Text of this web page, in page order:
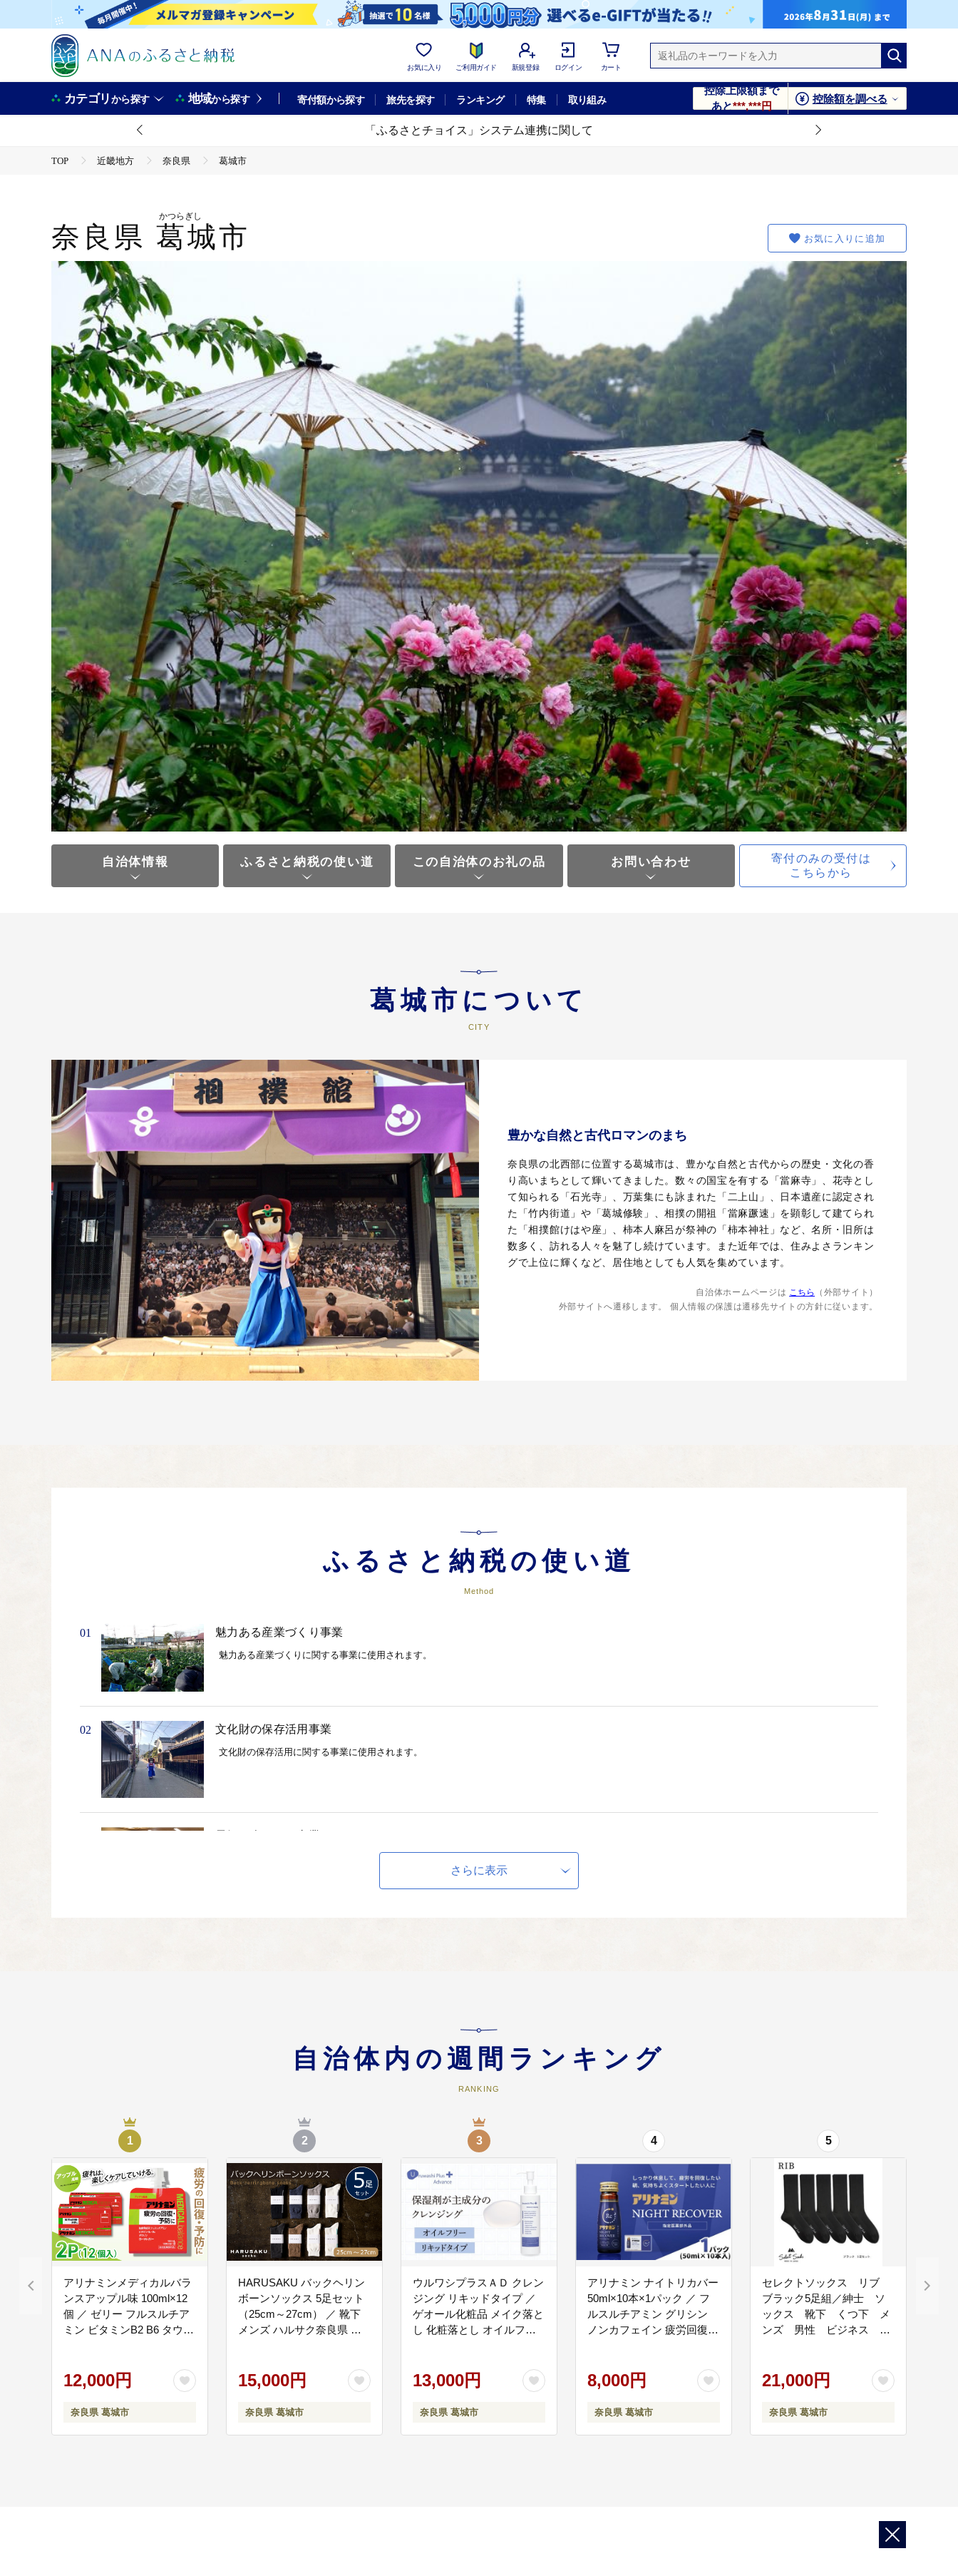
お気に入り ご利用ガイド 新規登録 ログイン カート
カテゴリから探す 地域から探す 寄付額から探す 旅先を探す ランキング 特集 取り組み
控除上限額まで
あと***,***円
控除額を調べる
「ふるさとチョイス」システム連携に関して
TOP 近畿地方 奈良県 葛城市
奈良県 葛城市
かつらぎし
お気に入りに追加
自治体情報 ふるさと納税の使い道 この自治体のお礼の品 お問い合わせ
寄付のみの受付は
こちらから
葛城市について
豊かな自然と古代ロマンのまち
奈良県の北西部に位置する葛城市は、豊かな自然と古代からの歴史・文化の香
り高いまちとして輝いてきました。数々の国宝を有する「當麻寺」、花寺とし
て知られる「石光寺」、万葉集にも詠まれた「二上山」、日本遺産に認定され
た「竹内街道」や「葛城修験」、相撲の開祖「當麻蹶速」を顕彰して建てられ
た「相撲館けはや座」、柿本人麻呂が祭神の「柿本神社」など、名所・旧所は
数多く、訪れる人々を魅了し続けています。また近年では、住みよさランキン
グで上位に輝くなど、居住地としても人気を集めています。
自治体ホームページは こちら
（外部サイト）
外部サイトへ遷移します。 個人情報の保護は遷移先サイトの方針に従います。
ふるさと納税の使い道
Method
01 魅力ある産業づくり事業
魅力ある産業づくりに関する事業に使用されます。
02 文化財の保存活用事業
文化財の保存活用に関する事業に使用されます。
元気な人づくりに関する事業に使用されます。
寄附金の使い道を葛城市長におまかせする。
さらに表示
自治体内の週間ランキング
RANKING
1
アリナミンメディカルバラ
ンスアップル味 100ml×12
個 ／ ゼリー フルスルチア
ミン ビタミンB2 B6 タウリ
ドレース 行動食 カロリー
補給 エネルギー 集中力 維
持 改善 疲労回復 予防 集中
12,000円
奈良県 葛城市
2
HARUSAKU バックヘリン
ボーンソックス 5足セット
（25cm～27cm） ／ 靴下
メンズ ハルサク奈良県 葛
15,000円
奈良県 葛城市
3
ウルワシプラスＡＤ クレン
ジング リキッドタイプ ／
ゲオール化粧品 メイク落と
し 化粧落とし オイルフリ
市【geol017】
13,000円
奈良県 葛城市
4
アリナミン ナイトリカバー
50ml×10本×1パック ／ フ
ルスルチアミン グリシン
ノンカフェイン 疲労回復
ジャー風味 指定医薬部外品
集中 仕事 勉強 体力低下 食
欲不振 栄養補給 病中 病後
8,000円
奈良県 葛城市
5
セレクトソックス リブ
ブラック5足組／紳士 ソ
ックス 靴下 くつ下 メ
ンズ 男性 ビジネス カ
21,000円
奈良県 葛城市